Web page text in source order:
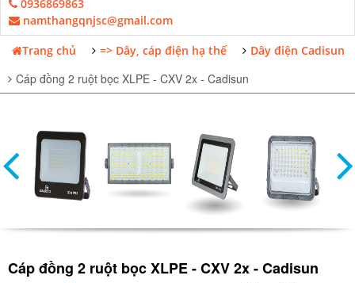
0936869863
namthangqnjsc@gmail.com
Trang chủ
=> Dây, cáp điện hạ thế Dây điện Cadisun
Cáp đồng 2 ruột bọc XLPE - CXV 2x - Cadisun
Cáp đồng 2 ruột bọc XLPE - CXV 2x - Cadisun